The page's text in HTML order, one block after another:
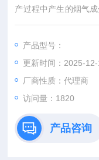
产过程中产生的烟气
中的多种污染物，如
支持，有助于实现节
产品型号：
更新时间：2025-12-
厂商性质：代理商
访问量：1820
产品咨询